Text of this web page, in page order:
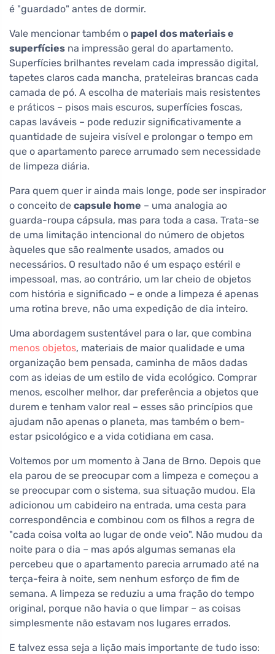
é "guardado" antes de dormir.
Vale mencionar também o papel dos materiais e
superfícies na impressão geral do apartamento.
Superfícies brilhantes revelam cada impressão digital,
tapetes claros cada mancha, prateleiras brancas cada
camada de pó. A escolha de materiais mais resistentes
e práticos – pisos mais escuros, superfícies foscas,
capas laváveis – pode reduzir significativamente a
quantidade de sujeira visível e prolongar o tempo em
que o apartamento parece arrumado sem necessidade
de limpeza diária.
Para quem quer ir ainda mais longe, pode ser inspirador
o conceito de capsule home – uma analogia ao
guarda-roupa cápsula, mas para toda a casa. Trata-se
de uma limitação intencional do número de objetos
àqueles que são realmente usados, amados ou
necessários. O resultado não é um espaço estéril e
impessoal, mas, ao contrário, um lar cheio de objetos
com história e significado – e onde a limpeza é apenas
uma rotina breve, não uma expedição de dia inteiro.
Uma abordagem sustentável para o lar, que combina
menos objetos, materiais de maior qualidade e uma
organização bem pensada, caminha de mãos dadas
com as ideias de um estilo de vida ecológico. Comprar
menos, escolher melhor, dar preferência a objetos que
durem e tenham valor real – esses são princípios que
ajudam não apenas o planeta, mas também o bem-
estar psicológico e a vida cotidiana em casa.
Voltemos por um momento à Jana de Brno. Depois que
ela parou de se preocupar com a limpeza e começou a
se preocupar com o sistema, sua situação mudou. Ela
adicionou um cabideiro na entrada, uma cesta para
correspondência e combinou com os filhos a regra de
"cada coisa volta ao lugar de onde veio". Não mudou da
noite para o dia – mas após algumas semanas ela
percebeu que o apartamento parecia arrumado até na
terça-feira à noite, sem nenhum esforço de fim de
semana. A limpeza se reduziu a uma fração do tempo
original, porque não havia o que limpar – as coisas
simplesmente não estavam nos lugares errados.
E talvez essa seja a lição mais importante de tudo isso: